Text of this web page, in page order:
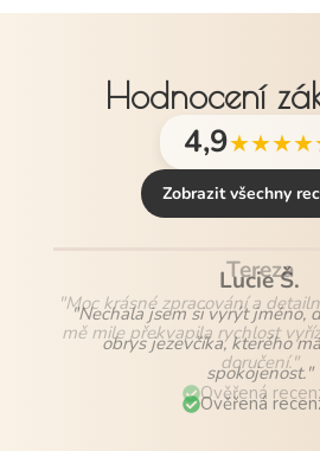
Hodnocení
4,9
Zobrazit všechny
Lucie Š.
"Nechala jsem si vyrýt jméno,
obrys jezevčíka, kterého
spokojenost."
Ověřená